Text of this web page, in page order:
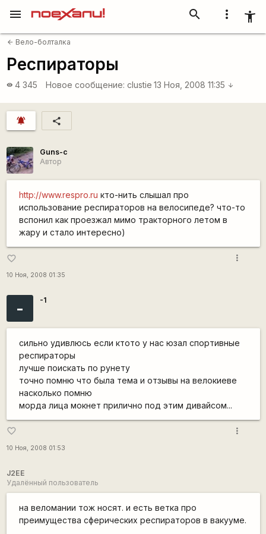
more_vert accessibility_new
search
menu
arrow_back Вело-болталка
Респираторы
visibility 4 345 Новое сообщение: clustie 13 Ноя, 2008 11:35 arrow_downward
notifications_active share
Guns-c
Автор
http://www.respro.ru кто-нить слышал про
использование респираторов на велосипеде? что-то
вспонил как проезжал мимо тракторного летом в
жару и стало интересно)
favorite_border
10 Ноя, 2008 01:35
more_vert
- -1
сильно удивлюсь если ктото у нас юзал спортивные
респираторы
лучше поискать по рунету
точно помню что была тема и отзывы на велокиеве
насколько помню
морда лица мокнет прилично под этим дивайсом...
favorite_border
10 Ноя, 2008 01:53
more_vert
J2EE
Удалённый пользователь
на веломании тож носят. и есть ветка про
преимущества сферических респираторов в вакууме.